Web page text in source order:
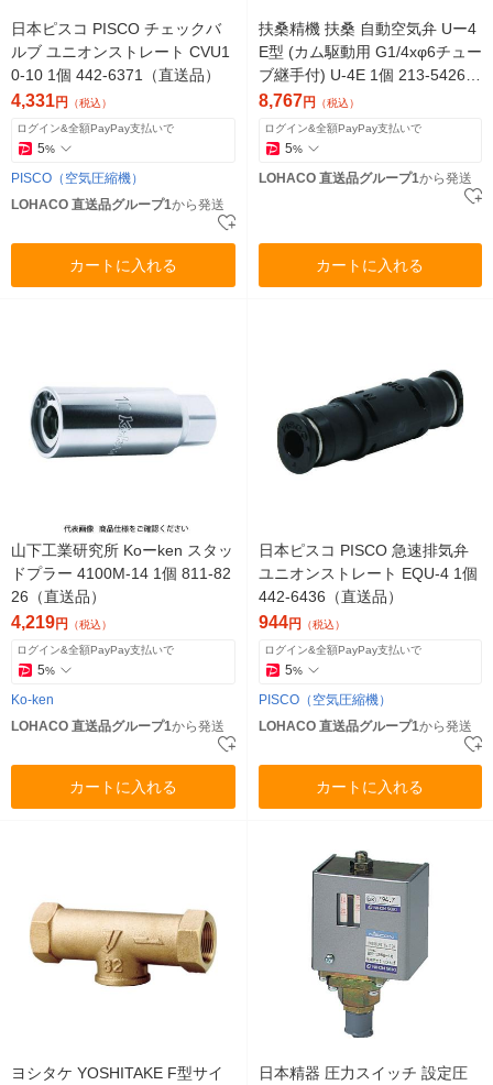
日本ピスコ PISCO チェックバ
ルブ ユニオンストレート CVU1
0-10 1個 442-6371（直送品）
4,331円 （税込）
ログイン&全額PayPay支払いで
5%
PISCO（空気圧縮機）
LOHACO 直送品グループ1から発送
カートに入れる
扶桑精機 扶桑 自動空気弁 Uー4
E型 (カム駆動用 G1/4xφ6チュー
ブ継手付) U-4E 1個 213-5426
（直送品）
8,767円 （税込）
ログイン&全額PayPay支払いで
5%
LOHACO 直送品グループ1から発送
カートに入れる
山下工業研究所 Koーken スタッ
ドプラー 4100M-14 1個 811-82
26（直送品）
4,219円 （税込）
ログイン&全額PayPay支払いで
5%
Ko-ken
LOHACO 直送品グループ1から発送
カートに入れる
日本ピスコ PISCO 急速排気弁
ユニオンストレート EQU-4 1個
442-6436（直送品）
944円 （税込）
ログイン&全額PayPay支払いで
5%
PISCO（空気圧縮機）
LOHACO 直送品グループ1から発送
カートに入れる
ヨシタケ YOSHITAKE F型サイ
日本精器 圧力スイッチ 設定圧